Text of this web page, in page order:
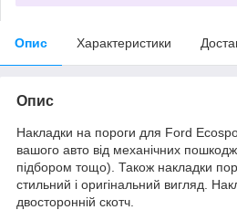
Опис Характеристики
Опис
Накладки на пороги для Ford
вашого авто від механічних
підбором тощо). Також накладки
стильний і оригінальний вигляд.
двосторонній скотч.